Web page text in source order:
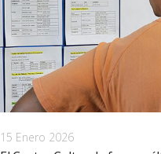
15 Enero 2026